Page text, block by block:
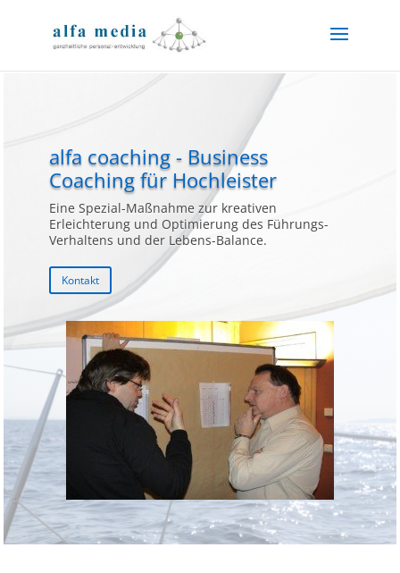
alfa coaching - Business
Coaching für Hochleister
Eine Spezial-Maßnahme zur kreativen
Erleichterung und Optimierung des Führungs-
Verhaltens und der Lebens-Balance.
Kontakt